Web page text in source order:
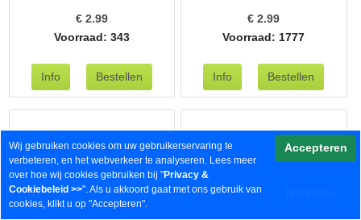
€ 2.99
Voorraad: 343
€2.99
Voorraad: 1777
Wij gebruiken cookies om uw gebruikerservaring te
verbeteren, en het webverkeer te analyseren. Lees meer
over hoe wij cookies gebruiken bij "Privacy &
Cookiebeleid >>". Als u akkoord gaat met ons gebruik van
cookies, klikt u op "Accepteren".
Accepteren